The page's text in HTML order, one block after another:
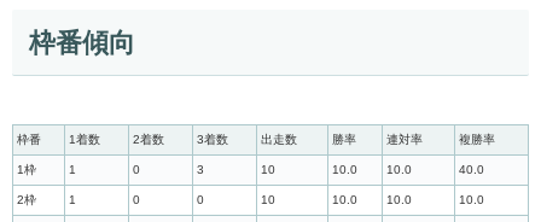
枠番傾向
枠番 1着数 2着数 3着数 出走数 勝率 連対率 複勝率
1枠 1 0 3 10 10.0 10.0 40.0
2枠 1 0 0 10 10.0 10.0 10.0